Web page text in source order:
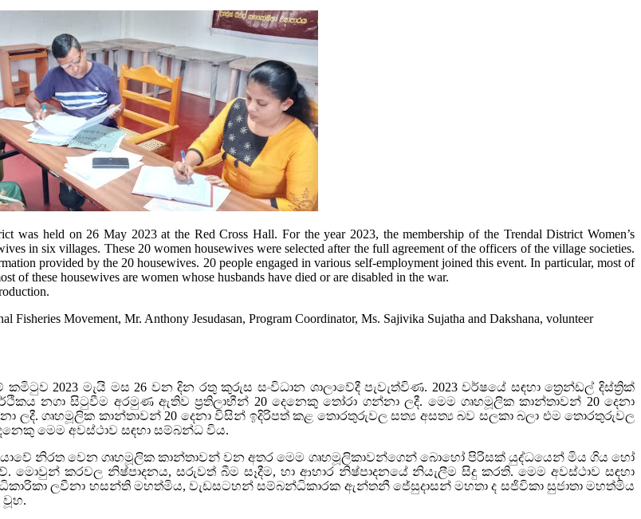
held on 26 May 2023 at the Red Cross Hall. For the year 2023, the membership of the Trendal District Women’s
in six villages. These 20 women housewives were selected after the full agreement of the officers of the village societies.
provided by the 20 housewives. 20 people engaged in various self-employment joined this event. In particular, most of
of these housewives are women whose husbands have died or are disabled in the war.
Movement, Mr. Anthony Jesudasan, Program Coordinator, Ms. Sajivika Sujatha and Dakshana, volunteer
2023 මැයි මස 26 වන දින රතු කුරුස සංවිධාන ශාලාවේදී පැවැත්විණ. 2023 වර්ෂයේ සඳහා ත්‍රෙන්ඩල් දිස්ත්‍රික්
නගා සිටුවීම අරමුණ ඇතිව ප්‍රතිලාභීන් 20 දෙනෙකු තෝරා ගන්නා ලදී. මෙම ගෘහමූලික කාන්තාවන් 20 දෙනා
ගෘහමූලික කාන්තාවන් 20 දෙනා විසින් ඉදිරිපත් කළ තොරතුරුවල සත්‍ය අසත්‍ය බව සලකා බලා එම තොරතුරුවල
මෙම අවස්ථාව සඳහා සම්බන්ධ විය.
නිරත වෙන ගෘහමූලික කාන්තාවන් වන අතර මෙම ගෘහමූලිකාවන්ගෙන් බොහෝ පිරිසක් යුද්ධයෙන් මිය ගිය හෝ
කරවල නිෂ්පාදනය, සරුවත් බීම සෑදීම, හා ආහාර නිෂ්පාදනයේ නියැලීම සිදු කරති. මෙම අවස්ථාව සඳහා
ලවීනා හසන්ති මහත්මිය, වැඩසටහන් සම්බන්ධිකාරක ඇන්තනී ජේසුදාසන් මහතා ද සජිවිකා සුජාතා මහත්මිය
වූහ.